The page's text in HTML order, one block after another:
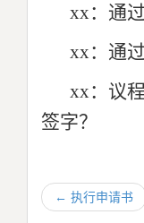
xx：通
xx：通
xx：议
签字？
← 执行申请书